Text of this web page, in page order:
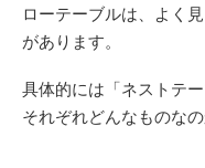
ローテーブルは、よく
があります。
具体的には「ネストテ
それぞれどんなものな